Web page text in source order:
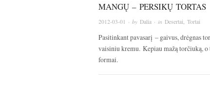
MANGŲ – PERSIKŲ TORTAS
2012-03-01 · by Dalia · in Desertai Tortai
Pasitinkant pavasarį – gaivus, drėgnas
vaisiniu kremu. Kepiau mažą torčiuką,
formai.